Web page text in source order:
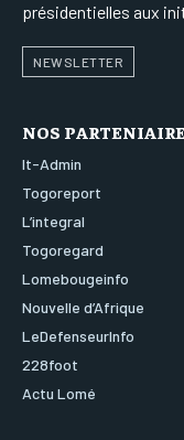
présidentielles aux
NEWSLETTER
NOS
It-Admin
Togoreport
L’integral
Togoregard
Lomebougeinfo
Nouvelle d’Afrique
LeDefenseurInfo
228foot
Actu Lomé